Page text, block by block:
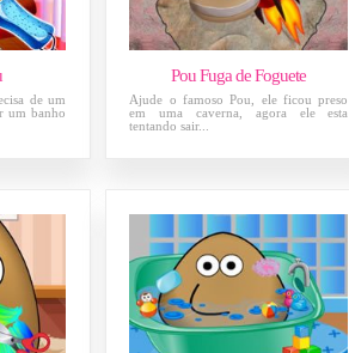
de um
um banho
Pou Fuga de Foguete
Ajude o famoso Pou, ele ficou preso
em uma caverna, agora ele esta
tentando sair...